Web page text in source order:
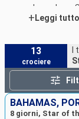
classe Icon,
Caribbeana
+ Leggi tutto
13
crociere
BAHAMAS,
8 giorni, Star of